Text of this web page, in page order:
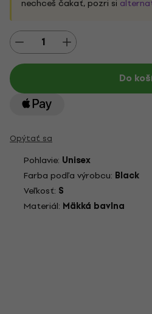
nechceš čakať, pozri si
Do
Opýtať sa
Pohlavie: Unisex
Farba podľa výrobcu: Black
Veľkosť: S
Materiál: Mäkká bavlna